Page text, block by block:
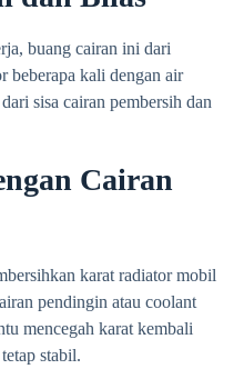
buang cairan ini dari
beberapa kali dengan air
sisa cairan pembersih dan
Cairan
karat radiator mobil
pendingin atau coolant
mencegah karat kembali
stabil.